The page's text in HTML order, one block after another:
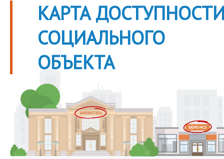
КАРТА
СОЦИАЛЬНОГО
ОБЪЕКТА